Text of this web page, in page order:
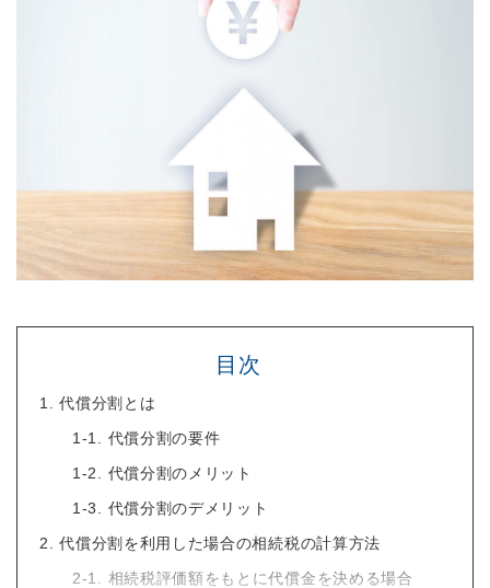
目次
1. 代償分割とは
1-1. 代償分割の要件
1-2. 代償分割のメリット
1-3. 代償分割のデメリット
2. 代償分割を利用した場合の相続税の計算方法
2-1. 相続税評価額をもとに代償金を決める場合